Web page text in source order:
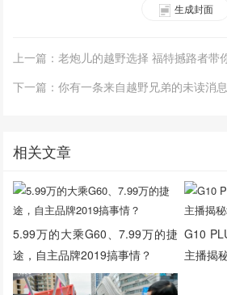
生成封面
上一篇：老炮儿的越野选择 福特撼路者带
下一篇：你有一条来自越野兄弟的未读消息
相关文章
5.99万的大乘G60、7.99万的捷
途，自主品牌2019搞事情？
G10
主播揭